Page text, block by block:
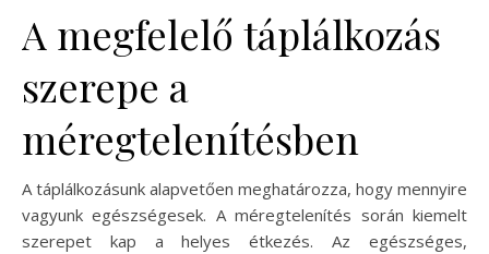
A megfelelő táplálkozás
szerepe a
méregtelenítésben
A táplálkozásunk alapvetően meghatározza, hogy mennyire
vagyunk egészségesek. A méregtelenítés során kiemelt
szerepet kap a helyes étkezés. Az egészséges,